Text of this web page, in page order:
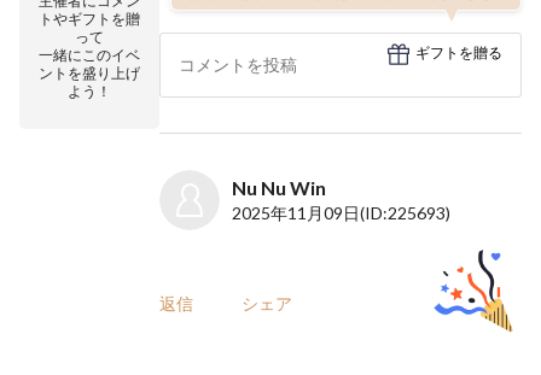
トやギフトを贈
って
一緒にこのイベ
ントを盛り上げ
よう！
ギフトを贈る
Nu Nu Win
2025年11月09日(ID:225693)
返信 シェア